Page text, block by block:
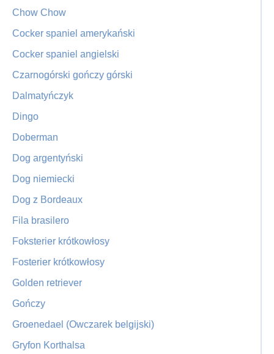
Chow Chow
Cocker spaniel amerykański
Cocker spaniel angielski
Czarnogórski gończy górski
Dalmatyńczyk
Dingo
Doberman
Dog argentyński
Dog niemiecki
Dog z Bordeaux
Fila brasilero
Foksterier krótkowłosy
Fosterier krótkowłosy
Golden retriever
Gończy
Groenedael (Owczarek belgijski)
Gryfon Korthalsa